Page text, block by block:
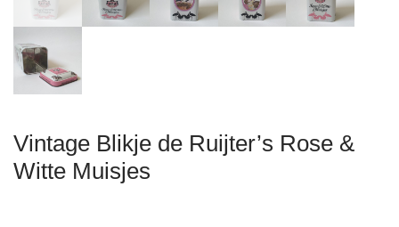
Vintage Blikje de Ruijter’s Rose &
Witte Muisjes